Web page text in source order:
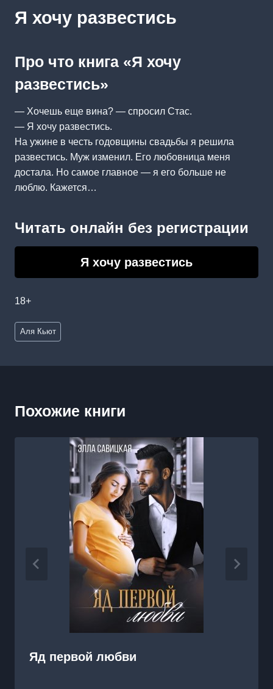
Я хочу развестись
Про что книга «Я хочу
развестись»
— Хочешь еще вина? — спросил Стас.
— Я хочу развестись.
На ужине в честь годовщины свадьбы я решила
развестись. Муж изменил. Его любовница меня
достала. Но самое главное — я его больше не
люблю. Кажется…
Читать онлайн без регистрации
Я хочу развестись
18+
Метки
записи:
Аля Кьют
Похожие книги
Яд первой любви